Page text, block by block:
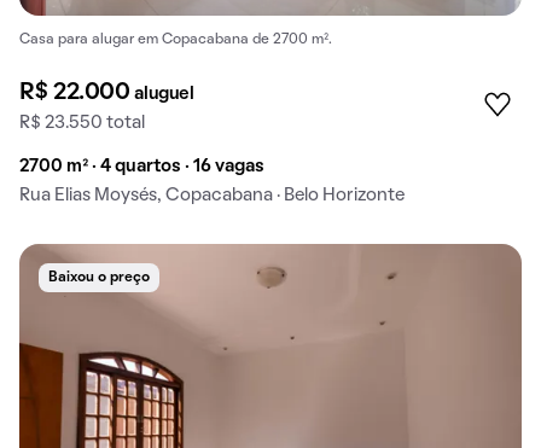
Casa para alugar em Copacabana de 2700 m².
R$ 22.000aluguel
R$ 23.550 total
2700 m² · 4 quartos · 16 vagas
Rua Elias Moysés, Copacabana · Belo Horizonte
Baixou o preço